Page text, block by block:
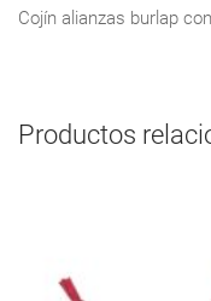
Cojín alianzas burlap
Productos